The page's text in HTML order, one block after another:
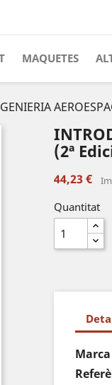
MAQUETES
(2ª
44,23 €
Quantitat
Marca